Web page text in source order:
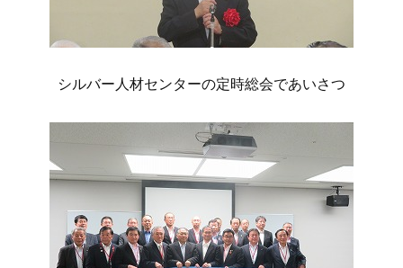
シルバー人材センターの定時総会であいさつ